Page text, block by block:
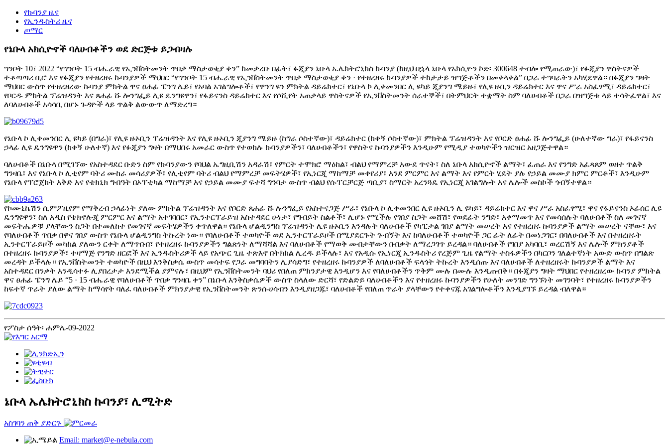
የኩባንያ ዜና
የኢንዱስትሪ ዜና
ጦማር
የኔቡላ አክሲዮኖች ባለሀብቶችን ወደ ድርጅቱ ይጋብዛሉ
ግንቦት 10፣ 2022 “የግንቦት 15 ብሔራዊ የኢንቨስትመንት ጥበቃ ማስታወቂያ ቀን” ከመቃረቡ በፊት፣ ፉጂያን ኔቡላ ኤሌክትሮኒክስ ኩባንያ (ከዚህ በኋላ ኔቡላ የአክሲዮን ኮድ፡ 300648 ተብሎ የሚጠራው)፣ የፉጂያን ዋስትናዎች
ተቆጣጣሪ ቢሮ እና የፉጂያን የተዘረዘሩ ኩባንያዎች ማህበር “የግንቦት 15 ብሔራዊ የኢንቨስትመንት ጥበቃ ማስታወቂያ ቀን · የተዘረዘሩ ኩባንያዎች ተከታታይ ዝግጅቶችን በመቀላቀል” በጋራ ተግባራትን አካሂደዋል። በፉጂያን ግዛት
ማህበር ውስጥ የተዘረዘረው ኩባንያ ምክትል ዋና ፀሐፊ ፔንግ ሌይ፣ የአባል አገልግሎቶች፣ የዋንግ ዩን ምክትል ዳይሬክተር፣ የኔቡላ ኮ ሊቀመንበር ሊ ዩካይ ጂያንግ ሜይዙ፣ የሊዩ ዙቢን ዳይሬክተር እና ዋና ሥራ አስፈፃሚ፣ ዳይሬክተር፣
የቦርዱ ምክትል ፕሬዝዳንት እና ጸሐፊ ሹ ሎንግፌይ ሊዩ ዴንግዩዋን፣ የፋይናንስ ዳይሬክተር እና የሶሺየት አጠቃላይ ዋስትናዎች የኢንቨስትመንት ሰራተኞች፣ በትምህርት ተቋማት ስም ባለሀብቶች በጋራ በዝግጅቱ ላይ ተሳትፈዋል፣ እና
ለባለሀብቶች አሳሳቢ በሆኑ ጉዳዮች ላይ ጥልቅ ልውውጥ ለማድረግ።
የኔቡላ ኮ ሊቀመንበር ሊ ዩካይ (በግራ)፣ የሊዩ ዙኦቢን ፕሬዝዳንት እና የሊዩ ዙኦቢን ጂያንግ ሜይዙ (ከግራ ሶስተኛው)፣ ዳይሬክተር (ከቀኝ ሶስተኛው)፣ ምክትል ፕሬዝዳንት እና የቦርድ ፀሐፊ ሹ ሎንግፌይ (ሁለተኛው ግራ)፣ የፋይናንስ
ኃላፊ ሊዩ ዴንግዩዋን (ከቀኝ ሁለተኛ) እና የፉጂያን ግዛት በማህበሩ አመራር ውስጥ የተወከሉ ኩባንያዎችን፣ ባለሀብቶችን፣ የዋስትና ኩባንያዎችን እንዲሁም የሚዲያ ተወካዮችን ዝርዝር አዘጋጅተዋል።
ባለሀብቶች በኔቡላ በሚገኘው የአስተዳደር ቡድን ስም የኩባንያውን የባህል ኤግዚቢሽን አዳራሽ፣ የምርት ተሞክሮ ማዕከል፣ ብልህ የማምረቻ አውደ ጥናት፣ ስለ ኔቡላ አክሲዮኖች ልማት፣ ፈጠራ እና የንግድ አፈጻጸም ወዘተ ጥልቅ
ግንዛቤ፣ እና የኔቡላ ኮ ሊቲየም ባትሪ ሙከራ መሳሪያዎች፣ የሊቲየም ባትሪ ብልህ የማምረቻ መፍትሄዎች፣ የኢነርጂ ማከማቻ መቀየሪያ፣ እንደ ምርምር እና ልማት እና የምርት ሂደት ያሉ የኃይል መሙያ ክምር ምርቶች፣ እንዲሁም
የኔቡላ የፕሮጀክት እቅድ እና የቴክኒክ ግብዓት በኦፕቲካል ማከማቻ እና የኃይል መሙያ ፍተሻ ግንባታ ውስጥ ብልህ የሱፐርቻርጅ ጣቢያ፣ ስማርት አረንጓዴ የኢነርጂ አገልግሎት እና ሌሎች መስኮች ጎብኝተዋል።
የኮሙኒኬሽን ሲምፖዚየም የማቅረብ ኃላፊነት ያለው ምክትል ፕሬዝዳንት እና የቦርድ ጸሐፊ ሹ ሎንግፌይ የአስተናጋጅ ሥራ፣ የኔቡላ ኮ ሊቀመንበር ሊዩ ዙኦቢን ሊ ዩካይ፣ ዳይሬክተር እና ዋና ሥራ አስፈፃሚ፣ ዋና የፋይናንስ ኦፊሰር ሊዩ
ዴንግዩዋን፣ ስለ አዲስ የቴክኖሎጂ ምርምር እና ልማት አተገባበር፣ የኢንተርፕራይዝ አስተዳደር ሁነታ፣ የግብይት ስልቶች፣ ሊሆኑ የሚችሉ የገበያ ስጋት መሸሽ፣ የወደፊት ንግድ፣ አቀማመጥ እና የመሳሰሉት ባለሀብቶች ስለ መገናኛ
መፍትሔዎቹ ያላቸውን ስጋት በተመለከተ የመገናኛ መፍትሄዎችን ቀጥለዋል። የኔቡላ ሆልዲንግስ ፕሬዝዳንት ሊዩ ዙኦቢን እንዳሉት ባለሀብቶች የካፒታል ገበያ ልማት መሠረት እና የተዘረዘሩ ኩባንያዎች ልማት መሠረት ናቸው፣ እና
የባለሀብቶች ጥበቃ በዋና ገበያ ውስጥ የኔቡላ ሆልዲንግስ ትኩረት ነው። የባለሀብቶች ተወካዮች ወደ ኢንተርፕራይዞች በሚያደርጉት ጉብኝት እና ከባለሀብቶች ተወካዮች ጋር ፊት ለፊት በመነጋገር፣ በባለሀብቶች እና በተዘረዘሩት
ኢንተርፕራይዞች መካከል ያለውን ርቀት ለማጥበብ፣ የተዘረዘሩ ኩባንያዎችን ግልጽነት ለማሻሻል እና ባለሀብቶች የማወቅ መብታቸውን በብቃት ለማረጋገጥ ይረዳል። ባለሀብቶች የገበያ አካባቢ፣ ወረርሽኝ እና ሌሎች ምክንያቶች
በተዘረዘሩ ኩባንያዎች፣ ተዛማጅ የንግድ ዘርፎች እና ኢንዱስትሪዎች ላይ የአጭር ጊዜ ተጽእኖ በትክክል ሊረዱ ይችላሉ፣ እና የአዲሱ የኢነርጂ ኢንዱስትሪ የረጅም ጊዜ የልማት ተስፋዎችን በካርቦን ገለልተኛነት አውድ ውስጥ በግልጽ
መረዳት ይችላሉ። የኢንቨስትመንት ተወካዮች በዚህ እንቅስቃሴ ውስጥ መሳተፍ የጋራ መግባባትን ሊያሳድግ፣ የተዘረዘሩ ኩባንያዎች ለባለሀብቶች ፍላጎት ትኩረት እንዲሰጡ እና ባለሀብቶች ለተዘረዘሩት ኩባንያዎች ልማት እና
አስተዳደር በንቃት እንዲሳተፉ ሊያበረታታ እንደሚችል ያምናሉ፣ በዚህም የኢንቨስትመንት ባህሪ የበለጠ ምክንያታዊ እንዲሆን እና የባለሀብቶችን ጥቅም ሙሉ በሙሉ እንዲጠብቅ። በፉጂያን ግዛት ማህበር የተዘረዘረው ኩባንያ ምክትል
ዋና ፀሐፊ ፔንግ ሌይ “5 · 15 ብሔራዊ የባለሀብቶች ጥበቃ ግንዛቤ ቀን” በኔቡላ እንቅስቃሴዎች ውስጥ ስላለው ድርሻ፣ የድልድይ ባለሀብቶችን እና የተዘረዘሩ ኩባንያዎችን የሁለት መንገድ ግንኙነት መገንባት፣ የተዘረዘሩ ኩባንያዎችን
ከፍተኛ ጥራት ያለው ልማት ከማሳየት ባለፈ ባለሀብቶች ምክንያታዊ የኢንቨስትመንት ጽንሰ-ሀሳብን እንዲያዘጋጁ፣ ባለሀብቶች የበለጠ ጥራት ያላቸውን የተቀናጁ አገልግሎቶችን እንዲያገኙ ይረዳል ብለዋል።
የፖስታ ሰዓት፡ ሐምሌ-09-2022
ኔቡላ ኤሌክትሮኒክስ ኩባንያ፣ ሊሚትድ
አስገባን ጠቅ ያድርጉ
Email: market@e-nebula.com